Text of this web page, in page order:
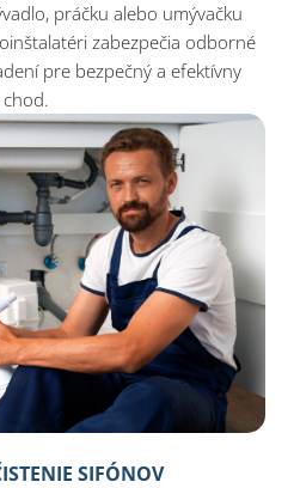
práčku alebo umývačku
zabezpečia odborné
pre bezpečný a efektívny
chod.
SIFÓNOV